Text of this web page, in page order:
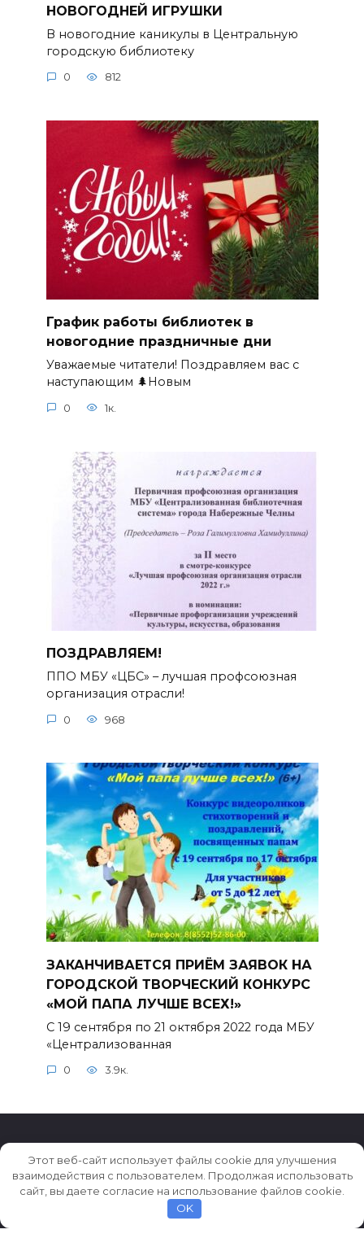
НОВОГОДНЕЙ ИГРУШКИ
В новогодние каникулы в Центральную
городскую библиотеку
0 812
График работы библиотек в
новогодние праздничные дни
Уважаемые читатели! Поздравляем вас с
наступающим 🌲Новым
0 1к.
ПОЗДРАВЛЯЕМ!
ППО МБУ «ЦБС» – лучшая профсоюзная
организация отрасли!
0 968
ЗАКАНЧИВАЕТСЯ ПРИЁМ ЗАЯВОК НА
ГОРОДСКОЙ ТВОРЧЕСКИЙ КОНКУРС
«МОЙ ПАПА ЛУЧШЕ ВСЕХ!»
С 19 сентября по 21 октября 2022 года МБУ
«Централизованная
0 3.9к.
© 2026 Истории ★ Новости ★ Факты ★ Очерки
Этот веб-сайт использует файлы cookie для улучшения
взаимодействия с пользователем. Продолжая использовать
сайт, вы даете согласие на использование файлов cookie.
OK